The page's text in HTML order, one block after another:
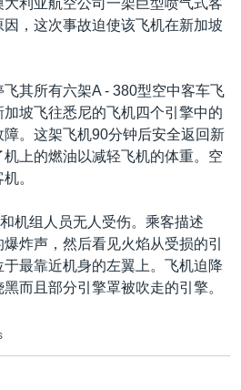
利亚航空公司一架巨型喷气式客
，这次事故迫使该飞机在新加坡
其所有六架A - 380型空中客车飞
坡飞往悉尼的飞机四个引擎中的
。这架飞机90分钟后安全返回新
上的燃油以减轻飞机的体重。空
。
机组人员无人受伤。乘客描述
炸声，然后看见火焰从受损的引
最靠近机身的左翼上。飞机迫降
而且部分引擎罩被吹走的引擎。